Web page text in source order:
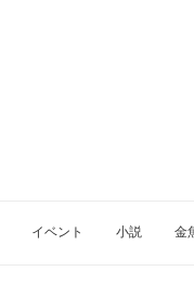
イベント 小説 金